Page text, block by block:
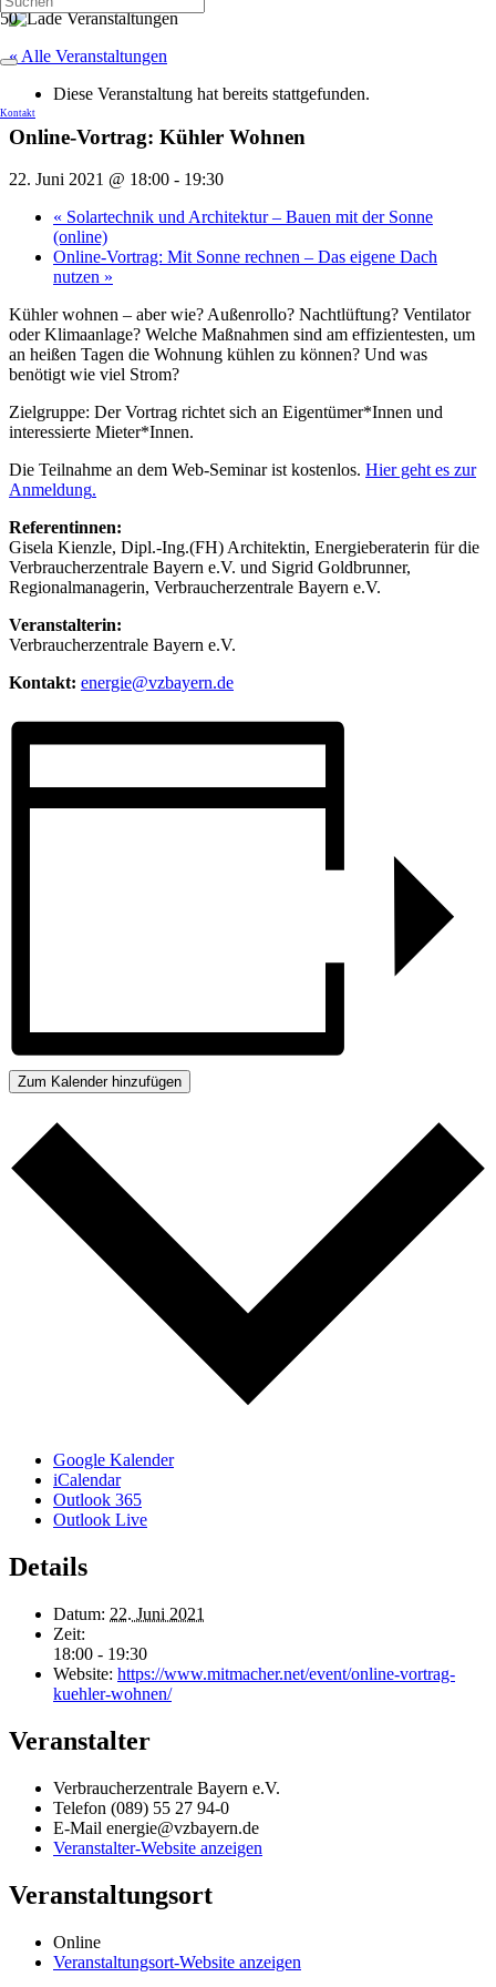
Kontakt
« Alle Veranstaltungen
Diese Veranstaltung hat bereits stattgefunden.
Online-Vortrag: Kühler Wohnen
22. Juni 2021 @ 18:00 - 19:30
« Solartechnik und Architektur – Bauen mit der Sonne
(online)
Online-Vortrag: Mit Sonne rechnen – Das eigene Dach
nutzen »
Kühler wohnen – aber wie? Außenrollo? Nachtlüftung? Ventilator
oder Klimaanlage? Welche Maßnahmen sind am effizientesten, um
an heißen Tagen die Wohnung kühlen zu können? Und was
benötigt wie viel Strom?
Zielgruppe: Der Vortrag richtet sich an Eigentümer*Innen und
interessierte Mieter*Innen.
Die Teilnahme an dem Web-Seminar ist kostenlos. Hier geht es zur
Anmeldung.
Referentinnen:
Gisela Kienzle, Dipl.-Ing.(FH) Architektin, Energieberaterin für die
Verbraucherzentrale Bayern e.V. und Sigrid Goldbrunner,
Regionalmanagerin, Verbraucherzentrale Bayern e.V.
Veranstalterin:
Verbraucherzentrale Bayern e.V.
Kontakt: energie@vzbayern.de
Zum Kalender hinzufügen
Google Kalender
iCalendar
Outlook 365
Outlook Live
Details
Datum: 22. Juni 2021
Zeit:
18:00 - 19:30
Website: https://www.mitmacher.net/event/online-vortrag-
kuehler-wohnen/
Veranstalter
Verbraucherzentrale Bayern e.V.
Telefon (089) 55 27 94-0
E-Mail energie@vzbayern.de
Veranstalter-Website anzeigen
Veranstaltungsort
Online
Veranstaltungsort-Website anzeigen